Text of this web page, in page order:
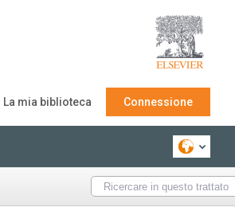
La mia biblioteca Connessione